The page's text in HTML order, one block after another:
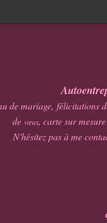
de mariage, félicitations
de vœux, carte sur
N'hésitez pas à me